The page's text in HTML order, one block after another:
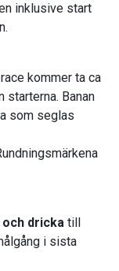
inklusive start
kommer ta ca
starterna. Banan
som seglas
dricka till
i sista